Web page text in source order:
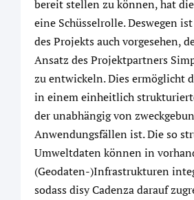
bereit stellen zu können, hat
eine Schüsselrolle. Deswegen
des Projekts auch vorgesehen,
Ansatz des Projektpartners
zu entwickeln. Dies ermöglicht
in einem einheitlich
der unabhängig von
Anwendungsfällen ist. Die so
Umweltdaten können in
(Geodaten-)Infrastrukturen
sodass disy Cadenza darauf